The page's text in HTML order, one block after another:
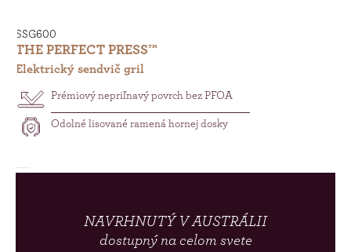
SSG600
THE PERFECT PRESS™
Elektrický sendvič gril
Prémiový nepriľnavý povrch bez PFOA
Odolné lisované ramená hornej dosky
NAVRHNUTÝ V AUSTRÁLII
dostupný na celom svete